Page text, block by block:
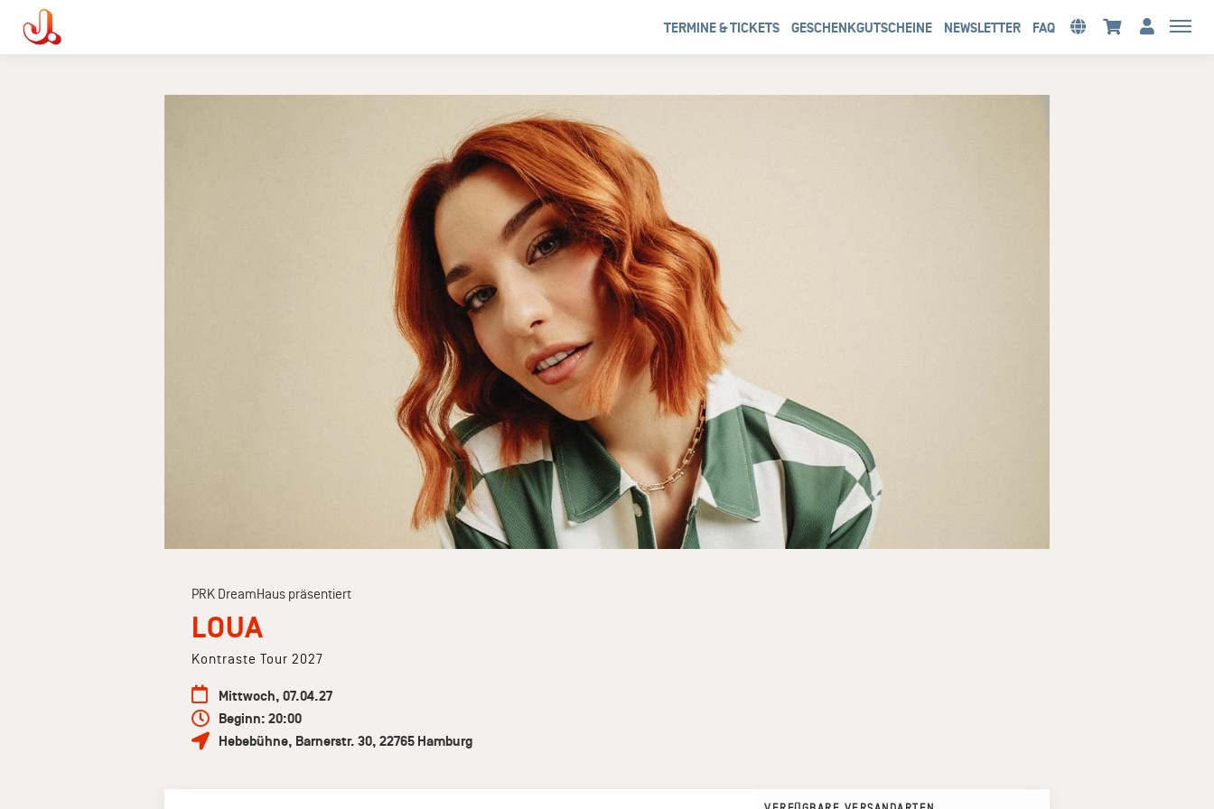
TERMINE & TICKETS GESCHENKGUTSCHEINE NEWSLETTER FAQ
PRK DreamHaus präsentiert
LOUA
Kontraste Tour 2027
Mittwoch, 07.04.27
Beginn: 20:00
Hebebühne, Barnerstr. 30, 22765 Hamburg